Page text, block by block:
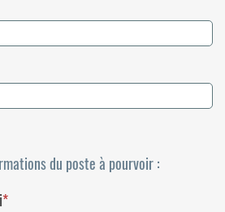
du poste à pourvoir :